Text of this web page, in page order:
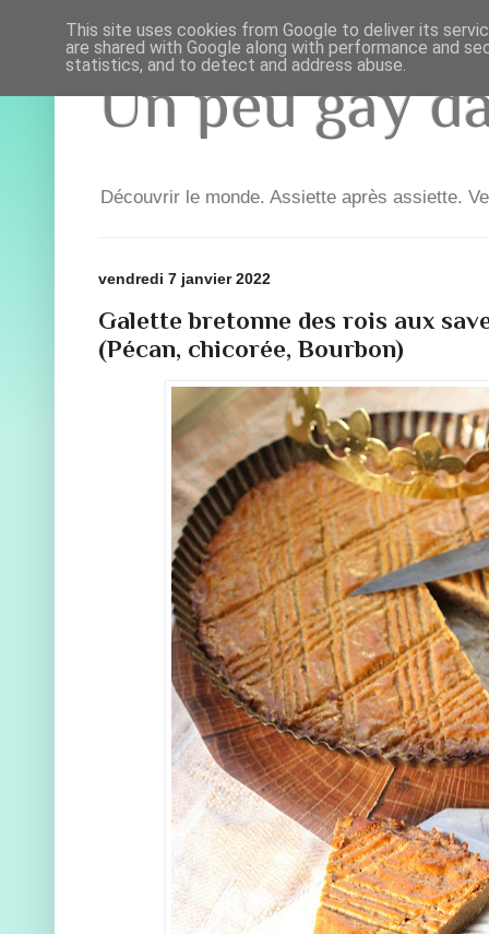
Un peu gay
Découvrir le monde. Assiette après assiette.
vendredi 7 janvier 2022
Galette bretonne des rois aux
(Pécan, chicorée, Bourbon)
This site uses cookies from Google to deliver its
are shared with Google along with performance and
statistics, and to detect and address abuse.